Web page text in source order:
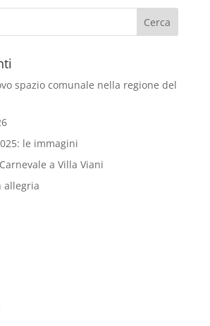
spazio comunale nella regione del
le immagini
a Villa Viani
allegria